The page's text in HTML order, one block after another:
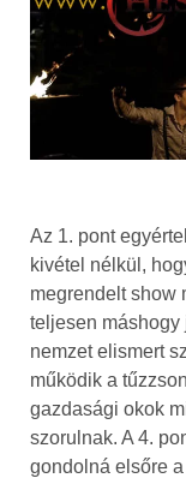
Az 1. pont
kivétel nélkül,
megrendelt show
teljesen máshogy
nemzet elismert
működik a
gazdasági okok
szorulnak. A 4.
gondolná elsőre